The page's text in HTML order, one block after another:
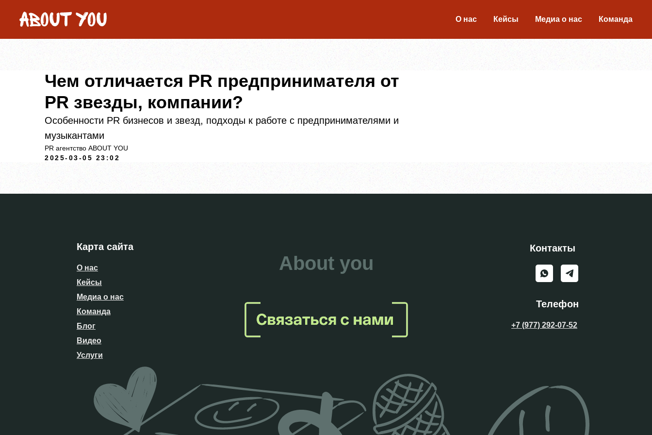
О нас Кейсы Медиа о нас Команда
Чем отличается PR предпринимателя от
PR звезды, компании?
Особенности PR бизнесов и звезд, подходы к работе с предпринимателями и
музыкантами
PR агентство ABOUT YOU
2025-03-05 23:02
Телефон
+7 (977) 292-07-52
Карта сайта
О нас
Кейсы
Медиа о нас
Команда
About you
Контакты
Блог
Видео
Услуги